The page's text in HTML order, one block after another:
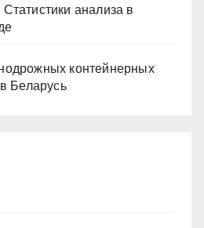
анализа в
контейнерных
Беларусь